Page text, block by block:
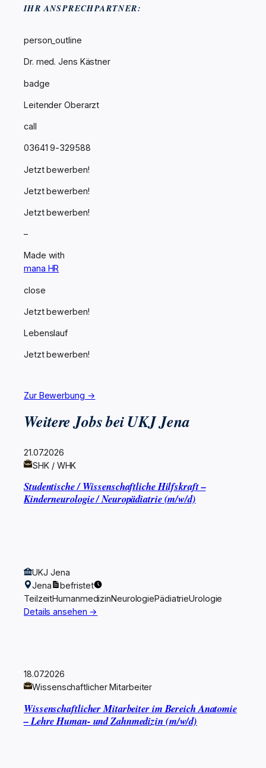
IHR ANSPRECHPARTNER:
person_outline
Dr. med. Jens Kästner
badge
Leitender Oberarzt
call
03641 9-329588
Jetzt bewerben!
Jetzt bewerben!
Jetzt bewerben!
–
Made with
mana HR
close
Jetzt bewerben!
Lebenslauf
Jetzt bewerben!
Zur Bewerbung →
Weitere Jobs bei UKJ Jena
21.07.2026
SHK / WHK
Studentische / Wissenschaftliche Hilfskraft –
Kinderneurologie / Neuropädiatrie (m/w/d)
UKJ Jena
Jena
befristet
TeilzeitHumanmedizinNeurologiePädiatrieUrologie
Details ansehen →
18.07.2026
Wissenschaftlicher Mitarbeiter
Wissenschaftlicher Mitarbeiter im Bereich Anatomie
– Lehre Human- und Zahnmedizin (m/w/d)